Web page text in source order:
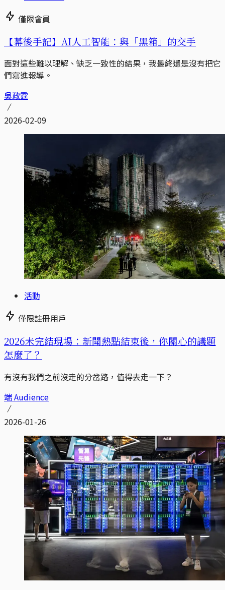
僅限會員
【幕後手記】AI人工智能：與「黑箱」的交手
面對這些難以理解、缺乏一致性的結果，我最終還是沒有把它
們寫進報導。
吳政霆
2026-02-09
活動
僅限註冊用戶
2026未完結現場：新聞熱點結束後，你關心的議題
怎麼了？
有沒有我們之前沒走的分岔路，值得去走一下？
端 Audience
2026-01-26